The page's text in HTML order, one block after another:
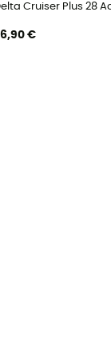
Eco - Pneu vélo
Cruiser Plus 28
€